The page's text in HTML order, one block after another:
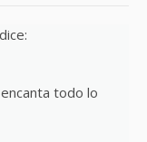
dice:
todo lo